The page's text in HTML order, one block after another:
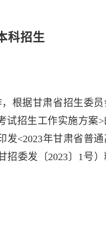
科招生
根据甘肃省招生委员
试招生工作实施方案>
发<2023年甘肃省普
招委发〔2023〕1号